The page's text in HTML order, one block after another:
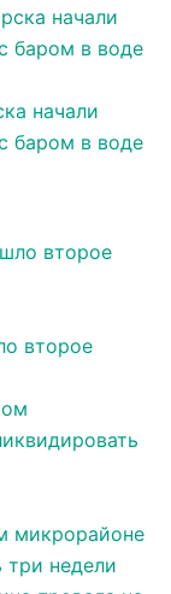
начали
баром в воде
второе
микрорайоне
три недели